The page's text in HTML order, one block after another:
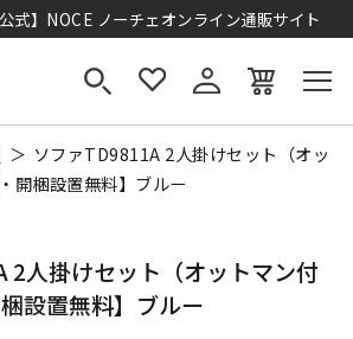
式】NOCE ノーチェオンライン通販サイト
ソファTD9811A 2人掛けセット（オッ
開梱設置無料】ブルー
2人掛けセット（オットマン付
設置無料】ブルー